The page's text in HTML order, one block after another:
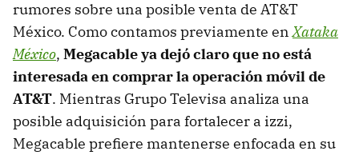
rumores sobre una posible venta de AT&T
México. Como contamos previamente enXataka
México, Megacable ya dejó claro que no está
interesada en comprar la operación móvil de
AT&T. Mientras Grupo Televisa analiza una
posible adquisición para fortalecer a izzi,
Megacable prefiere mantenerse enfocada en su